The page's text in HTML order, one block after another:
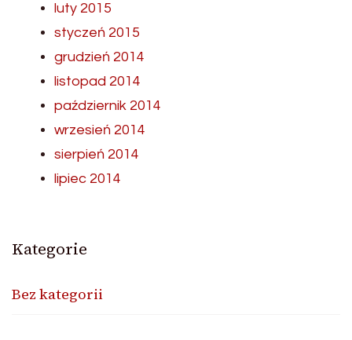
luty 2015
styczeń 2015
grudzień 2014
listopad 2014
październik 2014
wrzesień 2014
sierpień 2014
lipiec 2014
Kategorie
Bez kategorii